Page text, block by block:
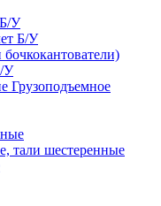
У
Б/У
У
Грузоподъемное
тали шестеренные